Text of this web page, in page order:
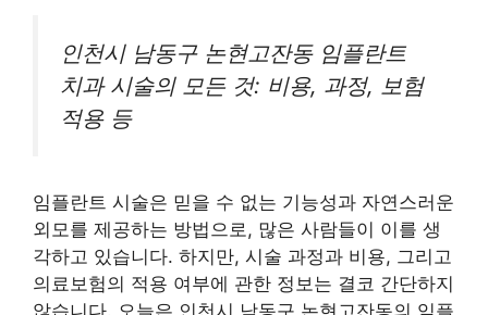
인천시 남동구 논현고잔동 임플란트
치과 시술의 모든 것: 비용, 과정, 보험
적용 등
임플란트 시술은 믿을 수 없는 기능성과 자연스러운
외모를 제공하는 방법으로, 많은 사람들이 이를 생
각하고 있습니다. 하지만, 시술 과정과 비용, 그리고
의료보험의 적용 여부에 관한 정보는 결코 간단하지